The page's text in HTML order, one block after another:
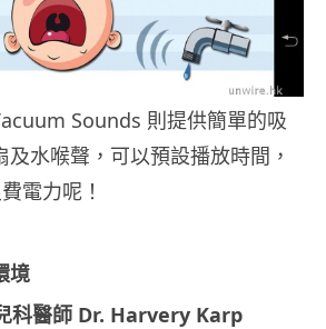
Sounds 則提供簡單的吸
水喉聲，可以預設播放時間，
電力呢！
境
科醫師 Dr. Harvery Karp